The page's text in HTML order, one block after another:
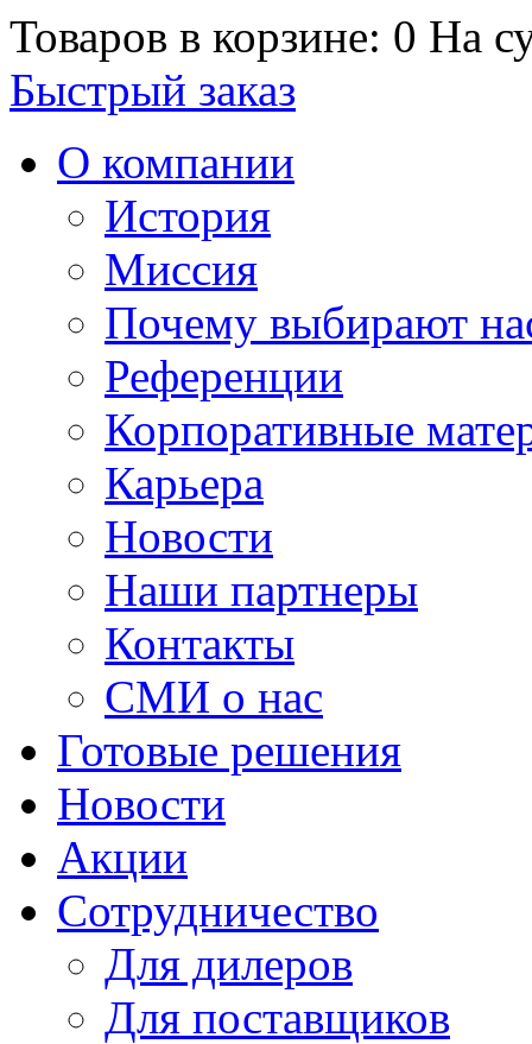
Товаров в корзине: 0 На
Быстрый заказ
О компании
История
Миссия
Почему выбирают
Референции
Корпоративные
Карьера
Новости
Наши партнеры
Контакты
СМИ о нас
Готовые решения
Новости
Акции
Сотрудничество
Для дилеров
Для поставщиков